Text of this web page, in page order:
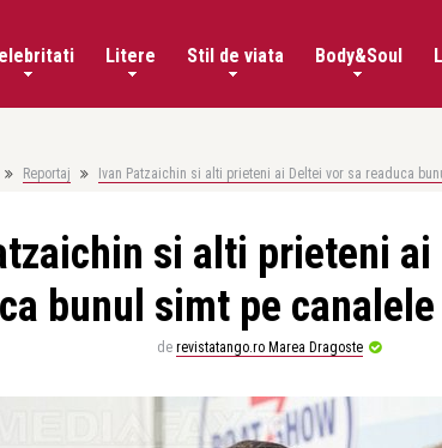
Litere Stil de viata Body&Soul
Reportaj Ivan Patzaichin si alti prieteni ai Deltei vor sa readuca
si alti prieteni ai
bunul simt pe
de revistatango.ro Marea Dragoste